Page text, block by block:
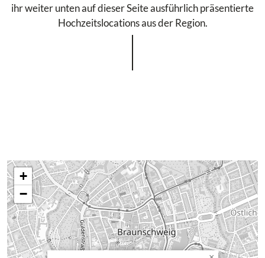
ihr weiter unten auf dieser Seite ausführlich präsentierte
Hochzeitslocations aus der Region.
+
−